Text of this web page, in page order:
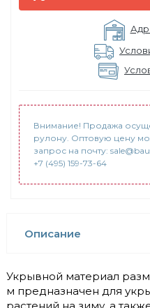
Внимание! Продажа
рулону. Оптовую цену
запрос на почту:
+7 (495) 159-73-64
Описание
Укрывной материал
м предназначен для
растений на зиму, а